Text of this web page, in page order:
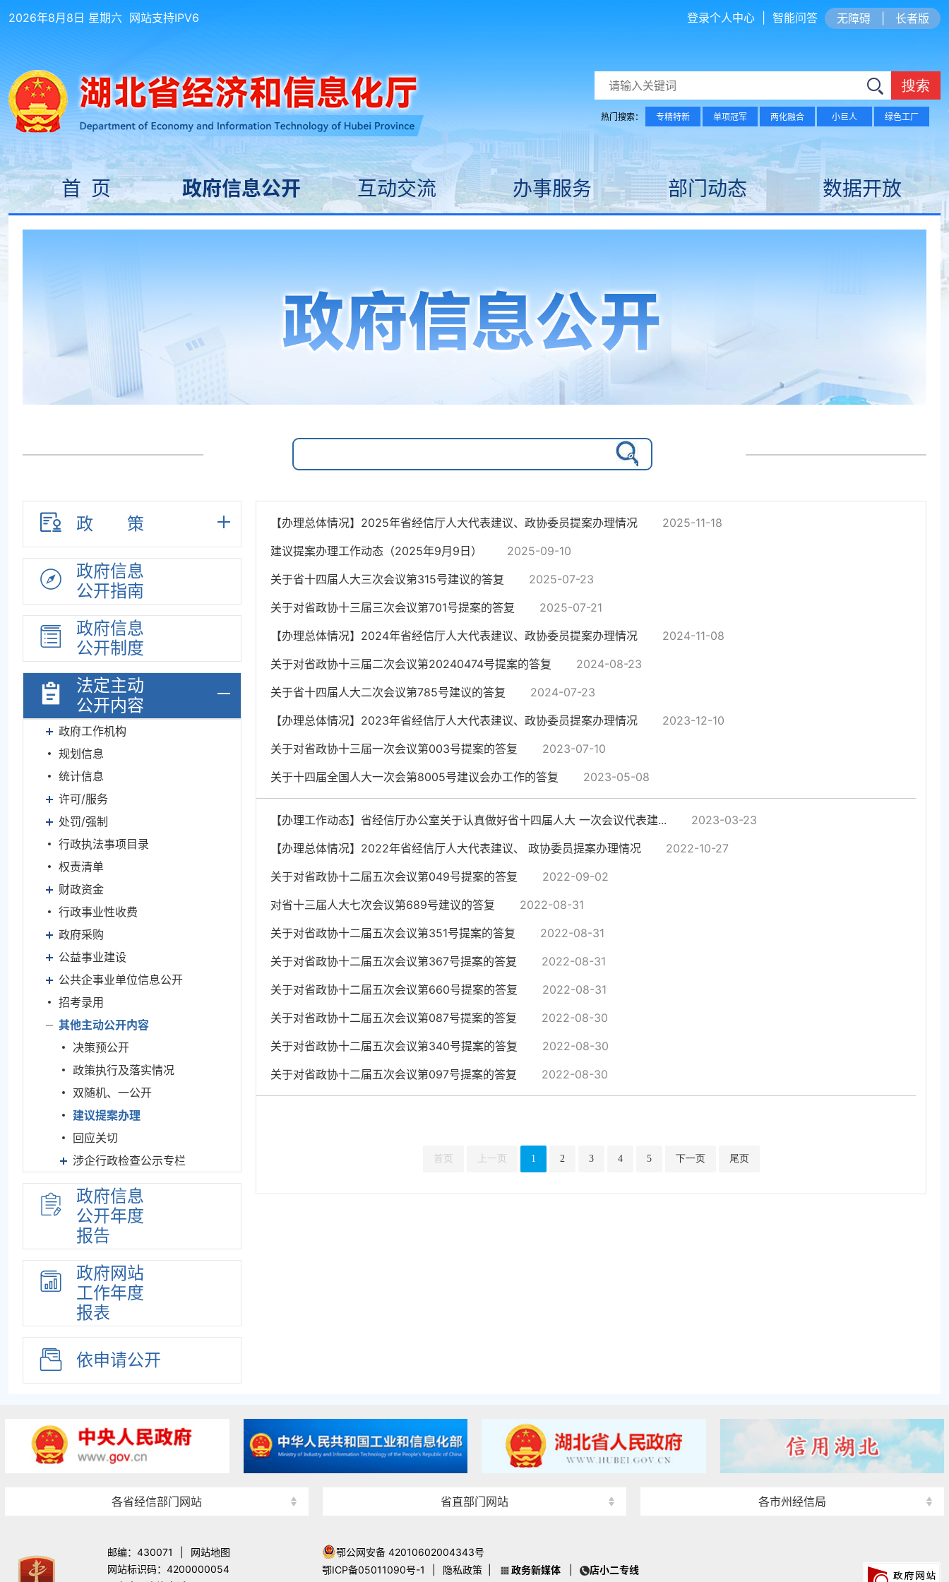
2026年8月8日 星期六 网站支持IPV6 无障碍 长者版
登录个人中心 智能问答
搜索
热门搜索： 专精特新 单项冠军 两化融合 小巨人 绿色工厂
首 页 政府信息公开 互动交流 办事服务 部门动态 数据开放
政策
政府信息
公开指南
政府信息
公开制度
法定主动
公开内容
政府工作机构
规划信息
统计信息
许可/服务
处罚/强制
行政执法事项目录
权责清单
财政资金
行政事业性收费
政府采购
公益事业建设
公共企事业单位信息公开
招考录用
其他主动公开内容
决策预公开
政策执行及落实情况
双随机、一公开
建议提案办理
回应关切
涉企行政检查公示专栏
政府信息
公开年度
报告
政府网站
工作年度
报表
依申请公开
【办理总体情况】2025年省经信厅人大代表建议、政协委员提案办理情况
2025-11-18
建议提案办理工作动态（2025年9月9日）
2025-09-10
关于省十四届人大三次会议第315号建议的答复
2025-07-23
关于对省政协十三届三次会议第701号提案的答复
2025-07-21
【办理总体情况】2024年省经信厅人大代表建议、政协委员提案办理情况
2024-11-08
关于对省政协十三届二次会议第20240474号提案的答复
2024-08-23
关于省十四届人大二次会议第785号建议的答复
2024-07-23
【办理总体情况】2023年省经信厅人大代表建议、政协委员提案办理情况
2023-12-10
关于对省政协十三届一次会议第003号提案的答复
2023-07-10
关于十四届全国人大一次会第8005号建议会办工作的答复
2023-05-08
【办理工作动态】省经信厅办公室关于认真做好省十四届人大 一次会议代表建...
2023-03-23
【办理总体情况】2022年省经信厅人大代表建议、 政协委员提案办理情况
2022-10-27
关于对省政协十二届五次会议第049号提案的答复
2022-09-02
对省十三届人大七次会议第689号建议的答复
2022-08-31
关于对省政协十二届五次会议第351号提案的答复
2022-08-31
关于对省政协十二届五次会议第367号提案的答复
2022-08-31
关于对省政协十二届五次会议第660号提案的答复
2022-08-31
关于对省政协十二届五次会议第087号提案的答复
2022-08-30
关于对省政协十二届五次会议第340号提案的答复
2022-08-30
关于对省政协十二届五次会议第097号提案的答复
2022-08-30
首页 上一页 1 2 3 4 5 下一页 尾页
各省经信部门网站 省直部门网站 各市州经信局
邮编：430071
网站地图
网站标识码：4200000054
鄂公网安备 42010602004343号
鄂ICP备05011090号-1
隐私政策 政务新媒体
店小二专线